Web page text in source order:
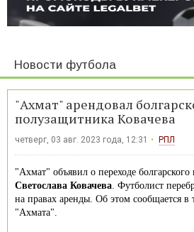
Новости футбола
"Ахмат" арендовал
полузащитника Ковачева
четверг, 03 авг. 2023 года, 12:31 РПЛ
"Ахмат" объявил о переходе
Светослава Ковачева . Футболист
на правах аренды. Об этом сообщается в
"Ахмата".